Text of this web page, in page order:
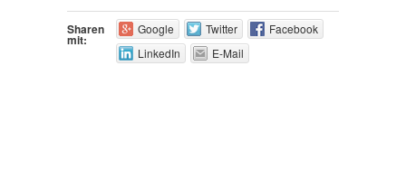
Sharen
mit:
Google Twitter
Facebook
LinkedIn
E-Mail